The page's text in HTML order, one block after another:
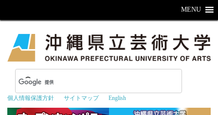
個人情報保護方針 サイトマップ English
MENU